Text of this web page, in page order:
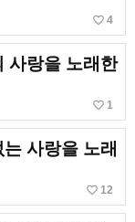
favorite_border 4
사랑을 노래한
favorite_border 1
사랑을 노래
favorite_border 12